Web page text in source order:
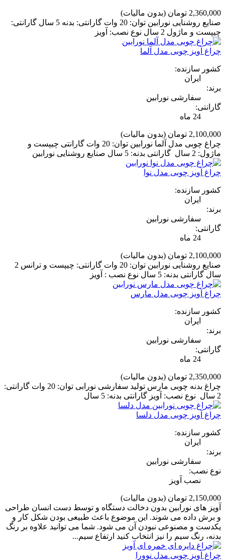
2,360,000 تومان
(بدون مالیات)
صنایع روشنایی نورابین توان: 20 وات گارانتی: بدنه 5 سال گارانتی:
چیپست و ماژول 2 سال نوع نصب: آویز
چراغ آویز چوبی مدل آلما
کشور سازنده:
ایران
برند:
سفارشی نورابین
گارانتی:
24 ماه
2,100,000 تومان
(بدون مالیات)
چراغ چوبی مدل آلما نورابین توان: 20 وات گارانتی چیپست و
ماژول: 2 سال گارانتی بدنه: 5 سال صنایع روشنایی نورابین
چراغ آویز چوبی مدل نوا
کشور سازنده:
ایران
برند:
سفارشی نورابین
گارانتی:
24 ماه
2,100,000 تومان
(بدون مالیات)
صنایع روشنایی نورابین توان: 20 وات گارانتی: چیپست و ترانس 2
سال گارانتی بدنه: 5 سال نوع نصب : آویز
چراغ آویز چوبی مدل مارس
کشور سازنده:
ایران
برند:
سفارشی نورابین
گارانتی:
24 ماه
2,350,000 تومان
(بدون مالیات)
چراغ بدنه چوبی مارس تولید سفارشی نورابی توان: 20 وات گارانتی:
2 سال نوع نصب: آویز گارانتی بدنه: 5 سال
چراغ آویز چوبی مدل دلسا
کشور سازنده:
ایران
برند:
سفارشی نورابین
نوع نصب:
نصب آویز
2,150,000 تومان
(بدون مالیات)
آویز های نورابین بدون دخالت دستگاه و توسط دست انسان طراحی
و برش داده می شوند. این موضوع باعث طبیعی بودن شکل کار و
یکدست و مصنوعی نبودن آن می شود. شما می توانید علاوه بر رنگ
بدنه، رنگ سیم را نیز انتخاب کنید ارتفاع سیم...
چراغ آویز چوبی مدل نوورا